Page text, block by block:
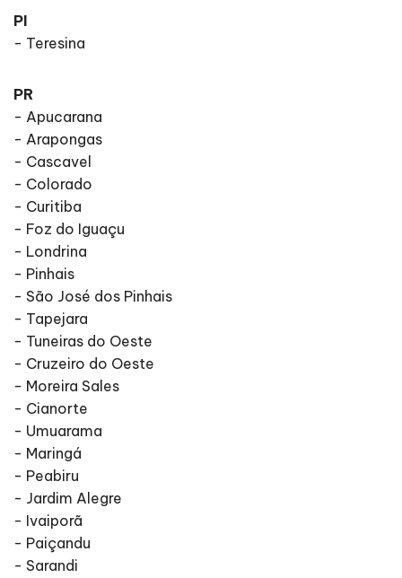
PI
- Teresina
PR
- Apucarana
- Arapongas
- Cascavel
- Colorado
- Curitiba
- Foz do Iguaçu
- Londrina
- Pinhais
- São José dos Pinhais
- Tapejara
- Tuneiras do Oeste
- Cruzeiro do Oeste
- Moreira Sales
- Cianorte
- Umuarama
- Maringá
- Peabiru
- Jardim Alegre
- Ivaiporã
- Paiçandu
- Sarandi